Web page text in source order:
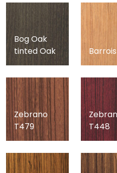
Bog Oak
tinted Oak
Zebrano
T479
T448